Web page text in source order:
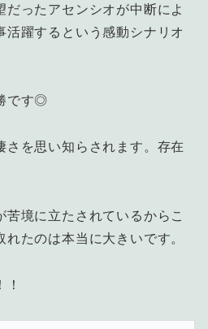
だったアセンシオが中断によ
活躍するという感動シナリオ
です◎
さを思い知らされます。存在
境に立たされているからこ
たのは本当に大きいです。